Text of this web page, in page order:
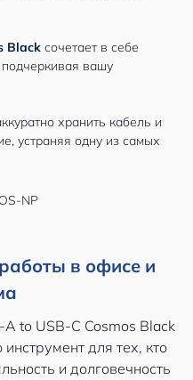
Black сочетает в себе
подчеркивая вашу
хранить кабель и
устраняя одну из самых
в офисе и
to USB-C Cosmos Black
инструмент для тех, кто
и долговечность